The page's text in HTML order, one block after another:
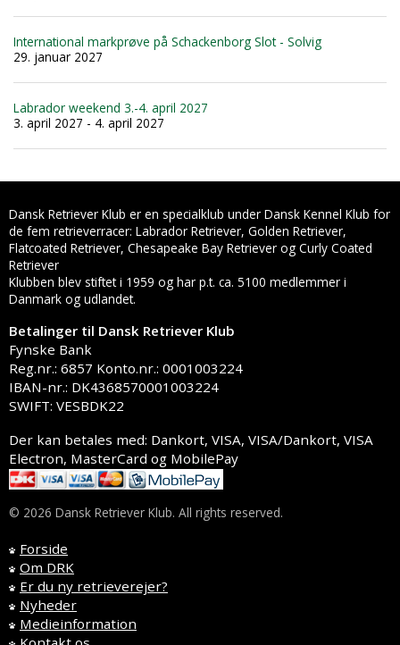
International markprøve på Schackenborg Slot - Solvig
29. januar 2027
Labrador weekend 3.-4. april 2027
3. april 2027 - 4. april 2027
Dansk Retriever Klub er en specialklub under Dansk Kennel Klub for
de fem retrieverracer: Labrador Retriever, Golden Retriever,
Flatcoated Retriever, Chesapeake Bay Retriever og Curly Coated
Retriever
Klubben blev stiftet i 1959 og har p.t. ca. 5100 medlemmer i
Danmark og udlandet.
Betalinger til Dansk Retriever Klub
Fynske Bank
Reg.nr.: 6857 Konto.nr.: 0001003224
IBAN-nr.: DK4368570001003224
SWIFT: VESBDK22
Der kan betales med: Dankort, VISA, VISA/Dankort, VISA
Electron, MasterCard og MobilePay
© 2026 Dansk Retriever Klub. All rights reserved.
Forside
Om DRK
Er du ny retrieverejer?
Nyheder
Medieinformation